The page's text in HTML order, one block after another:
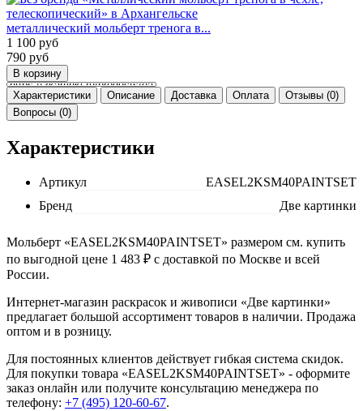
металлический мольберт тренога в...
1 100 руб
790 руб
Характеристики Описание Доставка Оплата
Отзывы (0)
Вопросы (0)
Характеристики
Артикул
EASEL2KSM40PAINTSET
Бренд
Две картинки
Мольберт «EASEL2KSM40PAINTSET» размером см. купить
по выгодной цене 1 483 ₽ с доставкой по Москве и всей
России.
Интернет-магазин раскрасок и живописи «Две картинки»
предлагает большой ассортимент товаров в наличии. Продажа
оптом и в розницу.
Для постоянных клиентов действует гибкая система скидок.
Для покупки товара «EASEL2KSM40PAINTSET» - оформите
заказ онлайн или получите консультацию менеджера по
телефону: +7 (495) 120-60-67.